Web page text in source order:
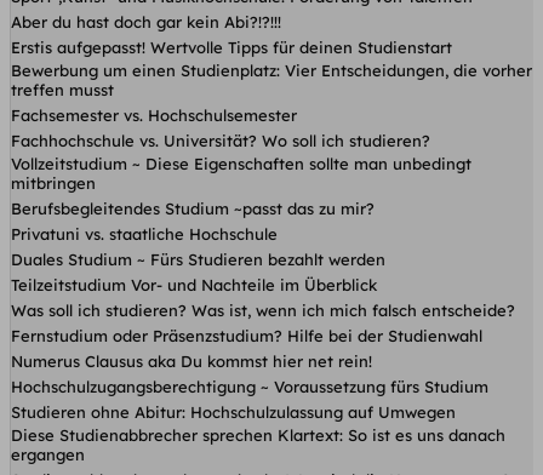
Aber du hast doch gar kein Abi?!?!!!
Erstis aufgepasst! Wertvolle Tipps für deinen Studienstart
Bewerbung um einen Studienplatz: Vier Entscheidungen, die vorher
treffen musst
Fachsemester vs. Hochschulsemester
Fachhochschule vs. Universität? Wo soll ich studieren?
Vollzeitstudium ~ Diese Eigenschaften sollte man unbedingt
mitbringen
Berufsbegleitendes Studium ~passt das zu mir?
Privatuni vs. staatliche Hochschule
Duales Studium ~ Fürs Studieren bezahlt werden
Teilzeitstudium Vor- und Nachteile im Überblick
Was soll ich studieren? Was ist, wenn ich mich falsch entscheide?
Fernstudium oder Präsenzstudium? Hilfe bei der Studienwahl
Numerus Clausus aka Du kommst hier net rein!
Hochschulzugangsberechtigung ~ Voraussetzung fürs Studium
Studieren ohne Abitur: Hochschulzulassung auf Umwegen
Diese Studienabbrecher sprechen Klartext: So ist es uns danach
ergangen